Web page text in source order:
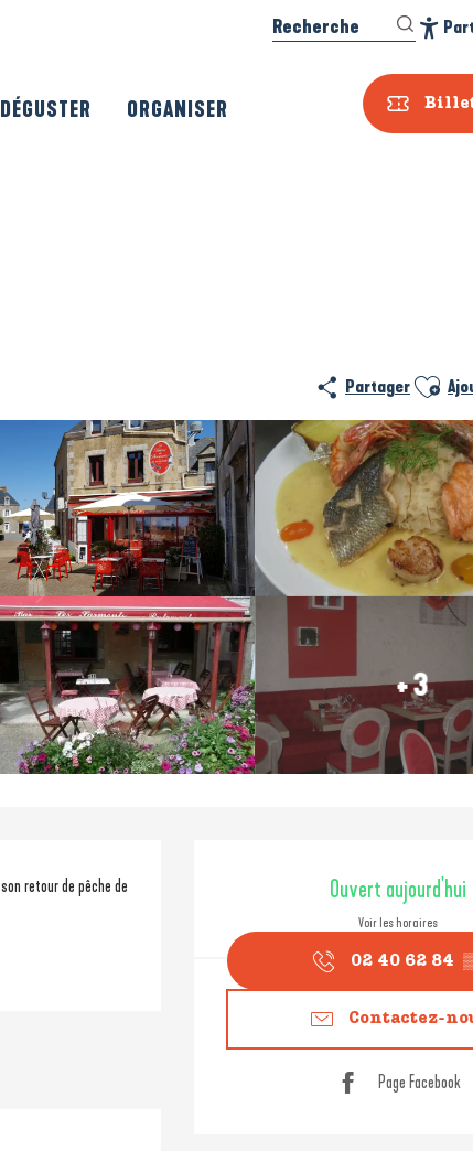
Recherche
DÉGUSTER ORGANISER
Partager Ajouter
+ 3
Ouverture
Ouvert aujourd'hui
Voir les horaires
02 40 62 84
Contactez-
Page Facebook